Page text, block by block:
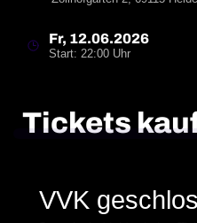
Fr, 12.06.2026
Start: 22:00 Uhr
Tickets
VVK